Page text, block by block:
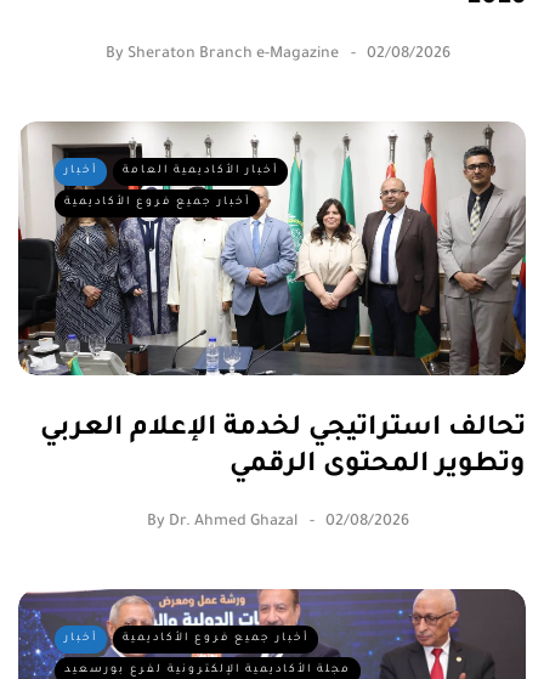
By Sheraton Branch e-Magazine 02/08/2026
أخبار أخبار الأكاديمية العامة
أخبار جميع فروع الأكاديمية
تحالف استراتيجي لخدمة الإعلام العربي
وتطوير المحتوى الرقمي
By Dr. Ahmed Ghazal 02/08/2026
أخبار أخبار جميع فروع الأكاديمية
مجلة الأكاديمية الإلكترونية لفرع بورسعيد